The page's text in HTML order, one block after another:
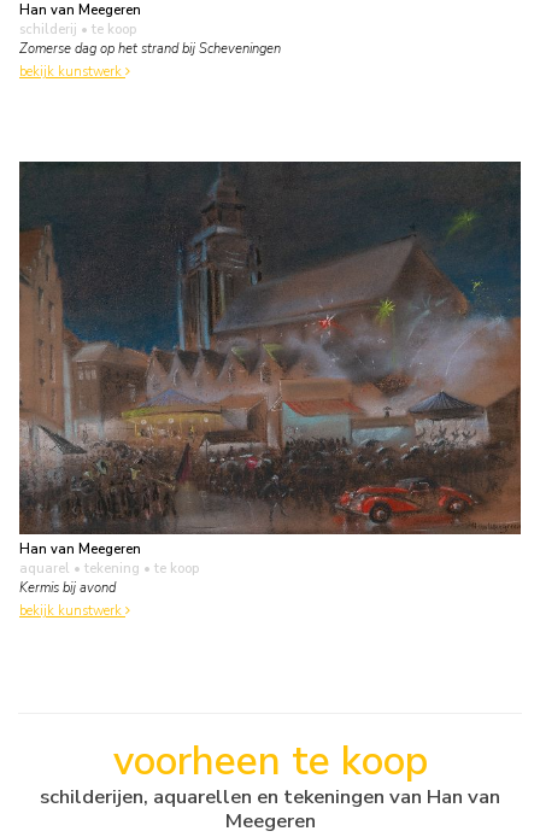
Han van Meegeren
schilderij • te koop
Zomerse dag op het strand bij Scheveningen
bekijk kunstwerk
Han van Meegeren
aquarel • tekening • te koop
Kermis bij avond
bekijk kunstwerk
voorheen te koop
schilderijen, aquarellen en tekeningen van Han van
Meegeren